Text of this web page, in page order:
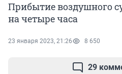
Прибытие воздушного
на четыре часа
23 января 2023, 21:26 8 650
29